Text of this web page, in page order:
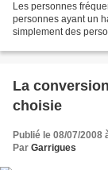
Les personnes
personnes ayant un
simplement des
La
choisie
Publié le 08/07/2008
Par Garrigues